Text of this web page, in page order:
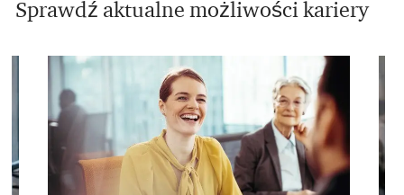
Sprawdź aktualne możliwości kariery